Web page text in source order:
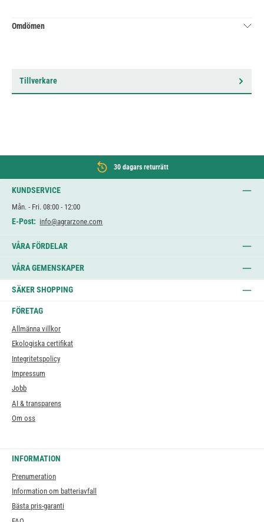
Omdömen
Tillverkare
30 dagars returrätt
KUNDSERVICE
Mån. - Fri. 08:00 - 12:00
E-Post: info@agrarzone.com
VÅRA FÖRDELAR
VÅRA GEMENSKAPER
SÄKER SHOPPING
FÖRETAG
Allmänna villkor
Ekologiska certifikat
Integritetspolicy
Impressum
Jobb
AI & transparens
Om oss
INFORMATION
Prenumeration
Information om batteriavfall
Bästa pris-garanti